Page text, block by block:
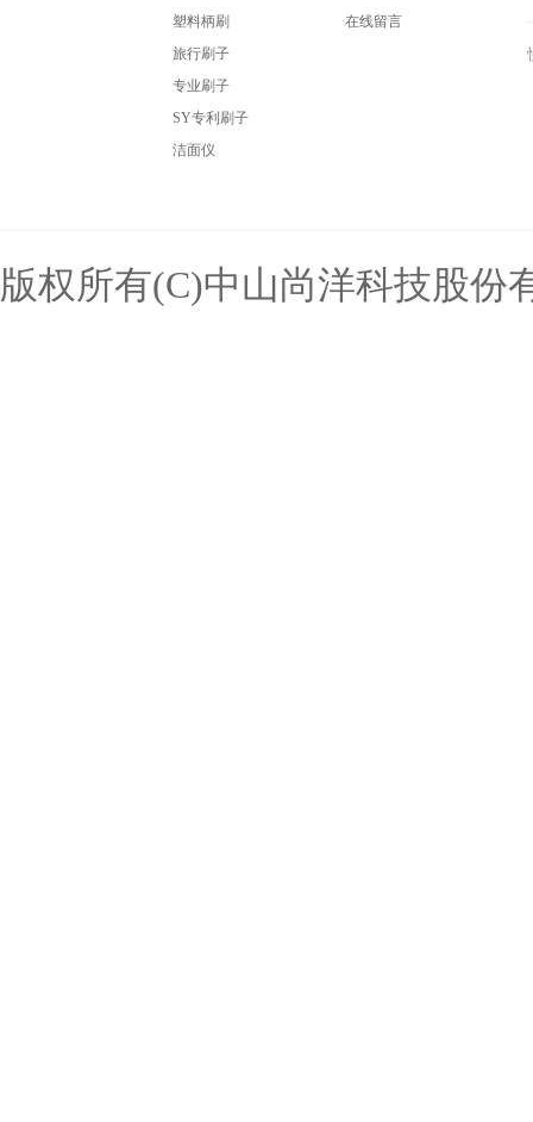
塑料柄刷
旅行刷子
专业刷子
SY专利刷子
洁面仪
在线留言
版权所有(C)中山尚洋科技股